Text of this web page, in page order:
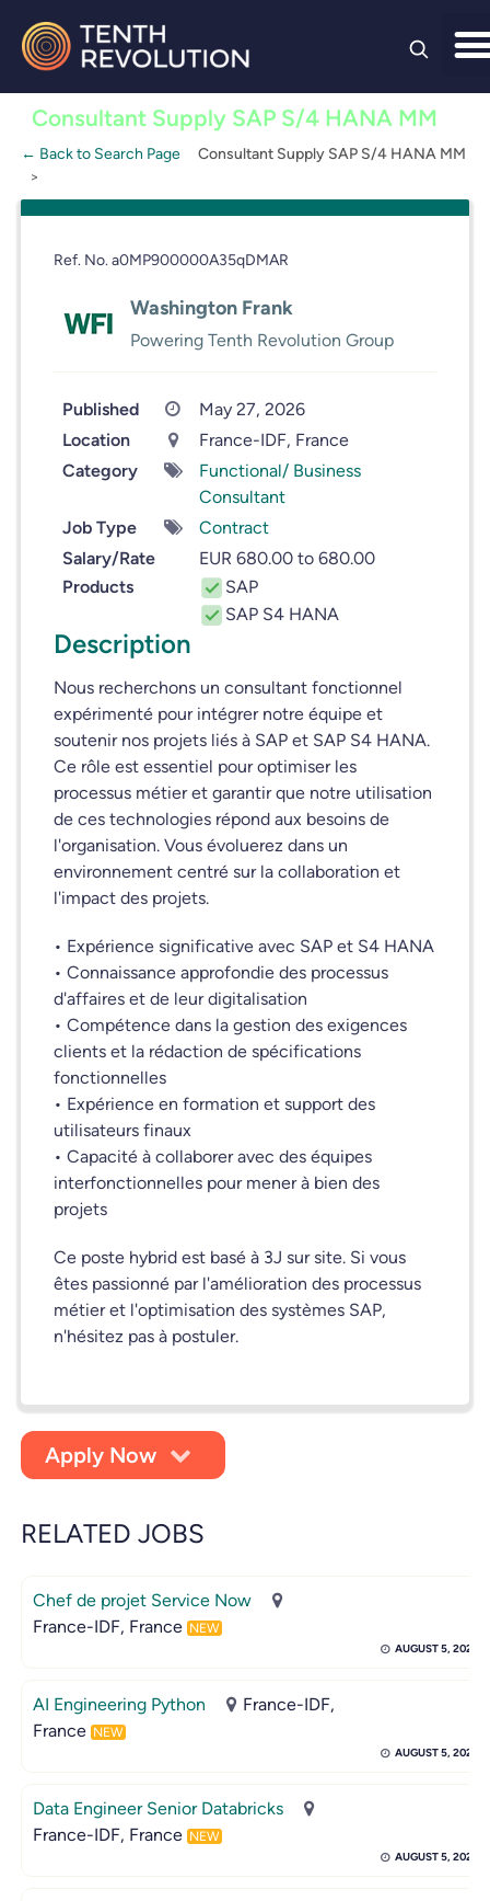
contentConsultant Supply SAP S/4 HANA MM
← Back to Search Page Consultant Supply SAP S/4 HANA MM
Ref. No. a0MP900000A35qDMAR
Washington Frank
Powering Tenth Revolution Group
Published
May 27, 2026
Location
France-IDF, France
Category
Functional/ Business
Consultant
Job Type
Contract
Salary/Rate
EUR 680.00 to 680.00
Products
SAP
SAP S4 HANA
Description
Nous recherchons un consultant fonctionnel
expérimenté pour intégrer notre équipe et
soutenir nos projets liés à SAP et SAP S4 HANA.
Ce rôle est essentiel pour optimiser les
processus métier et garantir que notre utilisation
de ces technologies répond aux besoins de
l'organisation. Vous évoluerez dans un
environnement centré sur la collaboration et
l'impact des projets.
• Expérience significative avec SAP et S4 HANA
• Connaissance approfondie des processus
d'affaires et de leur digitalisation
• Compétence dans la gestion des exigences
clients et la rédaction de spécifications
fonctionnelles
• Expérience en formation et support des
utilisateurs finaux
• Capacité à collaborer avec des équipes
interfonctionnelles pour mener à bien des
projets
Ce poste hybrid est basé à 3J sur site. Si vous
êtes passionné par l'amélioration des processus
métier et l'optimisation des systèmes SAP,
n'hésitez pas à postuler.
Apply Now
RELATED JOBS
Chef de projet Service Now
France-IDF, France NEW
AUGUST 5, 2026
AI Engineering Python
France-IDF,
France NEW
AUGUST 5, 2026
Data Engineer Senior Databricks
France-IDF, France NEW
AUGUST 5, 2026